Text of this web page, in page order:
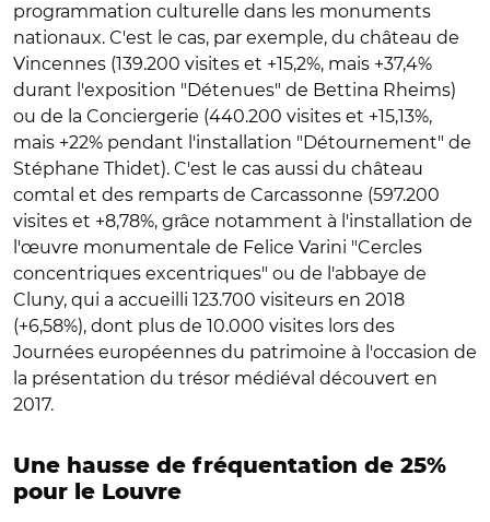
programmation culturelle dans les monuments
nationaux. C'est le cas, par exemple, du château de
Vincennes (139.200 visites et +15,2%, mais +37,4%
durant l'exposition "Détenues" de Bettina Rheims)
ou de la Conciergerie (440.200 visites et +15,13%,
mais +22% pendant l'installation "Détournement" de
Stéphane Thidet). C'est le cas aussi du château
comtal et des remparts de Carcassonne (597.200
visites et +8,78%, grâce notamment à l'installation de
l'œuvre monumentale de Felice Varini "Cercles
concentriques excentriques" ou de l'abbaye de
Cluny, qui a accueilli 123.700 visiteurs en 2018
(+6,58%), dont plus de 10.000 visites lors des
Journées européennes du patrimoine à l'occasion de
la présentation du trésor médiéval découvert en
2017.
Une hausse de fréquentation de 25%
pour le Louvre